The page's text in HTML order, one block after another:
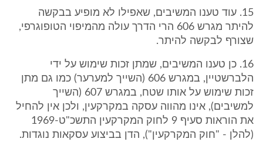
15. עוד טענו המשיבים, שאפילו לא מופיע בבקשה
להיתר מגרש 606 הרי הדרך עולה מהמיפוי הטופוגרפי,
שצורף לבקשה להיתר.
16. כן טענו המשיבים, שמתן זכות שימוש על ידי
הלברשטיין, במגרש 606 (השייך למערער) כמו גם מתן
זכות שימוש על אותו שטח, במגרש 607 (השייך
למשיבים), אינו מהווה עסקה במקרקעין, ולכן אין להחיל
את הוראות סעיף 9 לחוק המקרקעין התשכ"ט-1969
(להלן - "חוק המקרקעין"), הדן בביצוע עסקאות נוגדות.